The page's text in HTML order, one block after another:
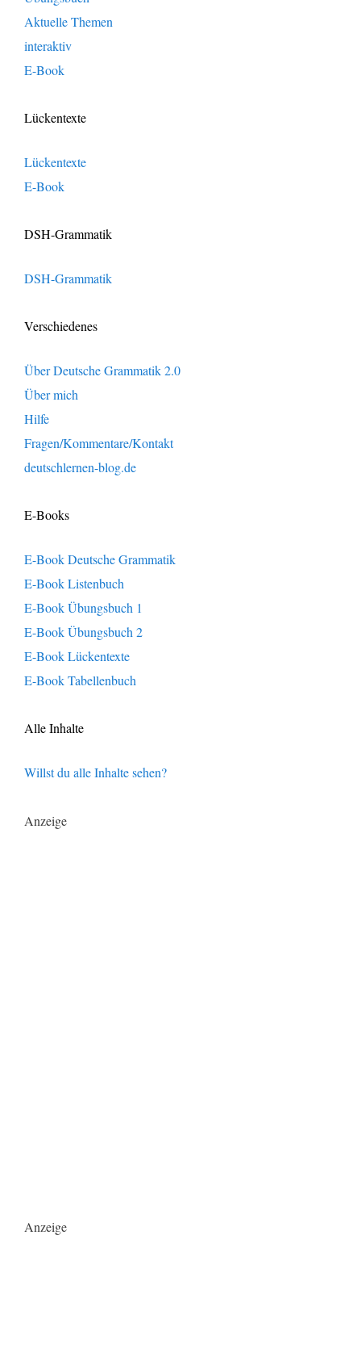
Aktuelle Themen
interaktiv
E-Book
Lückentexte
Lückentexte
E-Book
DSH-Grammatik
DSH-Grammatik
Verschiedenes
Über Deutsche Grammatik 2.0
Über mich
Hilfe
Fragen/Kommentare/Kontakt
deutschlernen-blog.de
E-Books
E-Book Deutsche Grammatik
E-Book Listenbuch
E-Book Übungsbuch 1
E-Book Übungsbuch 2
E-Book Lückentexte
E-Book Tabellenbuch
Alle Inhalte
Willst du alle Inhalte sehen?
Anzeige
Anzeige